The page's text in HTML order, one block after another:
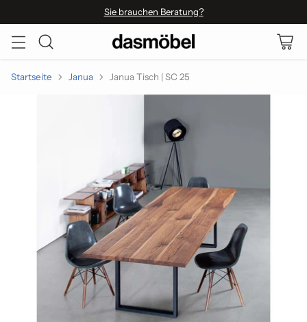
Sie brauchen Beratung?
Startseite Janua Janua Tisch | SC 25